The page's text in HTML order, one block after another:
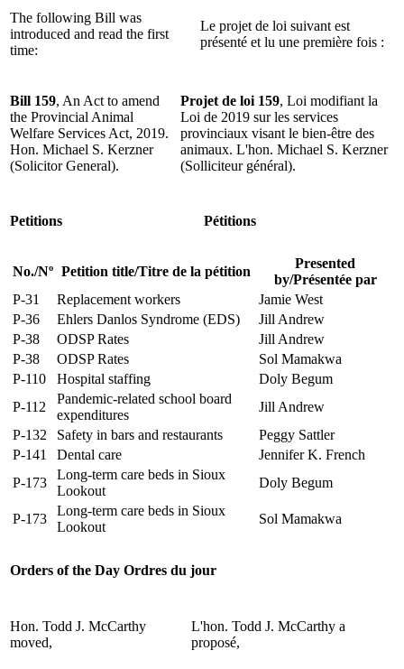
The following Bill was
introduced and read the first
time:
Le projet de loi suivant est
présenté et lu une première fois :
Bill 159, An Act to amend
the Provincial Animal
Welfare Services Act, 2019.
Hon. Michael S. Kerzner
(Solicitor General).
Projet de loi 159, Loi modifiant la
Loi de 2019 sur les services
provinciaux visant le bien-être des
animaux. L'hon. Michael S. Kerzner
(Solliciteur général).
Petitions Pétitions
No./Nº Petition title/Titre de la pétition
Presented
by/Présentée par
P-31
Replacement workers
Jamie West
P-36
Ehlers Danlos Syndrome (EDS)
Jill Andrew
P-38
ODSP Rates
Jill Andrew
P-38
ODSP Rates
Sol Mamakwa
P-110
Hospital staffing
Doly Begum
P-112
Pandemic-related school board
expenditures
Jill Andrew
P-132
Safety in bars and restaurants
Peggy Sattler
P-141
Dental care
Jennifer K. French
P-173
Long-term care beds in Sioux
Lookout
Doly Begum
P-173
Long-term care beds in Sioux
Lookout
Sol Mamakwa
Orders of the Day Ordres du jour
Hon. Todd J. McCarthy
moved,
L'hon. Todd J. McCarthy a
proposé,